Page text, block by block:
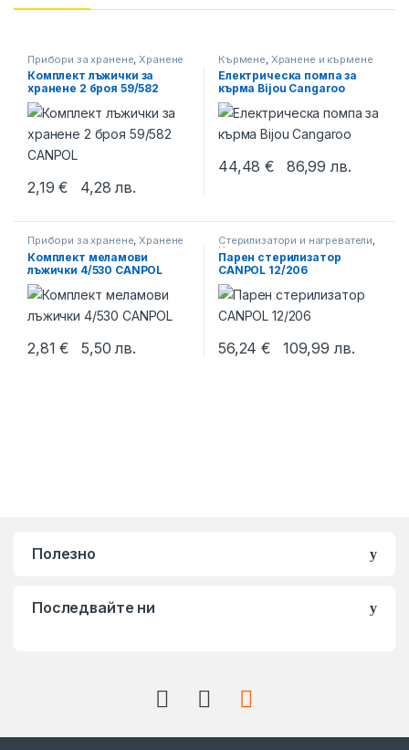
Прибори за хранене ,Хранене
и кърмене
Комплект лъжички за
хранене 2 броя 59/582
CANPOL
2,19€ 4,28лв.
This product has multiple variants. The options may be chosen
Кърмене Хранене и кърмене
Електрическа помпа за
кърма Bijou Cangaroo
44,48€ 86,99лв.
Прибори за хранене,Хранене
и кърмене
Комплект меламови
лъжички 4/530 CANPOL
2,81€ 5,50лв.
This product has multiple variants. The options may be chosen
Стерилизатори и нагреватели,
Хранене и кърмене
Парен стерилизатор
CANPOL 12/206
56,24€ 109,99 лв.
Полезно
Последвайте ни